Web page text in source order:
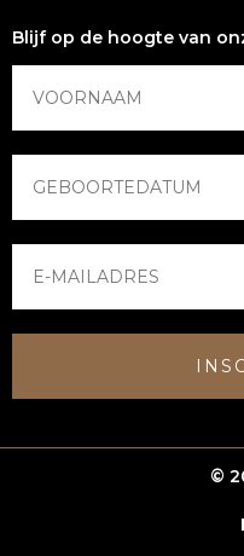
Blijf op de hoogte van
©